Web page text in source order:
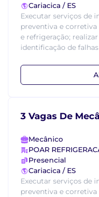
Cariacica / ES
Executar serviços de
preventiva e
e refrigeração;
identificação de
3 Vagas De
Mecânico
POAR
Presencial
Cariacica / ES
Executar serviços de
preventiva e